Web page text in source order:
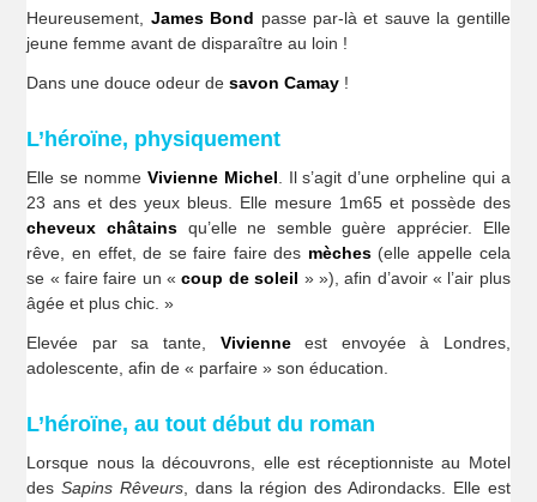
Heureusement, James Bond passe par-là et sauve la gentille
jeune femme avant de disparaître au loin !
Dans une douce odeur desavon Camay !
L’héroïne, physiquement
Elle se nomme Vivienne Michel. Il s’agit d’une orpheline qui a
23 ans et des yeux bleus. Elle mesure 1m65 et possède des
cheveux châtains qu’elle ne semble guère apprécier. Elle
rêve, en effet, de se faire faire des mèches(elle appelle cela
se « faire faire un «coup de soleil » »), afin d’avoir « l’air plus
âgée et plus chic. »
Elevée par sa tante, Vivienneest envoyée à Londres,
adolescente, afin de « parfaire » son éducation.
L’héroïne, au tout début du roman
Lorsque nous la découvrons, elle est réceptionniste au Motel
desSapins Rêveurs , dans la région des Adirondacks. Elle est